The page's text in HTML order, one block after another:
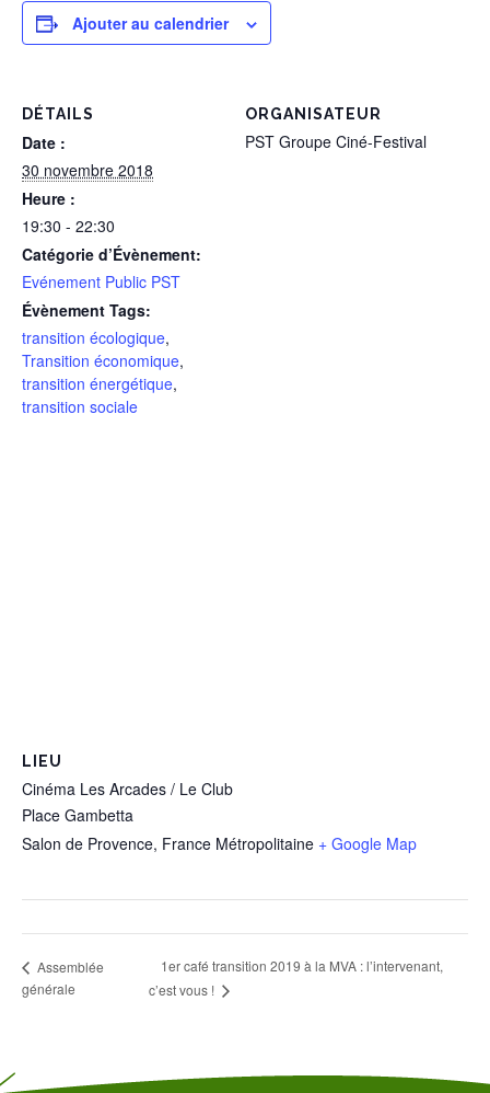
Ajouter au calendrier
DÉTAILS
Date :
30 novembre 2018
Heure :
19:30 - 22:30
Catégorie d’Évènement:
Evénement Public PST
Évènement Tags:
transition écologique,
Transition économique,
transition énergétique,
transition sociale
ORGANISATEUR
PST Groupe Ciné-Festival
LIEU
Cinéma Les Arcades / Le Club
Place Gambetta
Salon de Provence, France Métropolitaine + Google Map
Assemblée
générale
1er café transition 2019 à la MVA : l’intervenant,
c’est vous !